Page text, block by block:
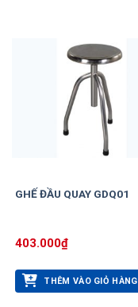
GHẾ ĐẦU QUAY GDQ01
403.000₫
THÊM VÀO GIỎ HÀNG